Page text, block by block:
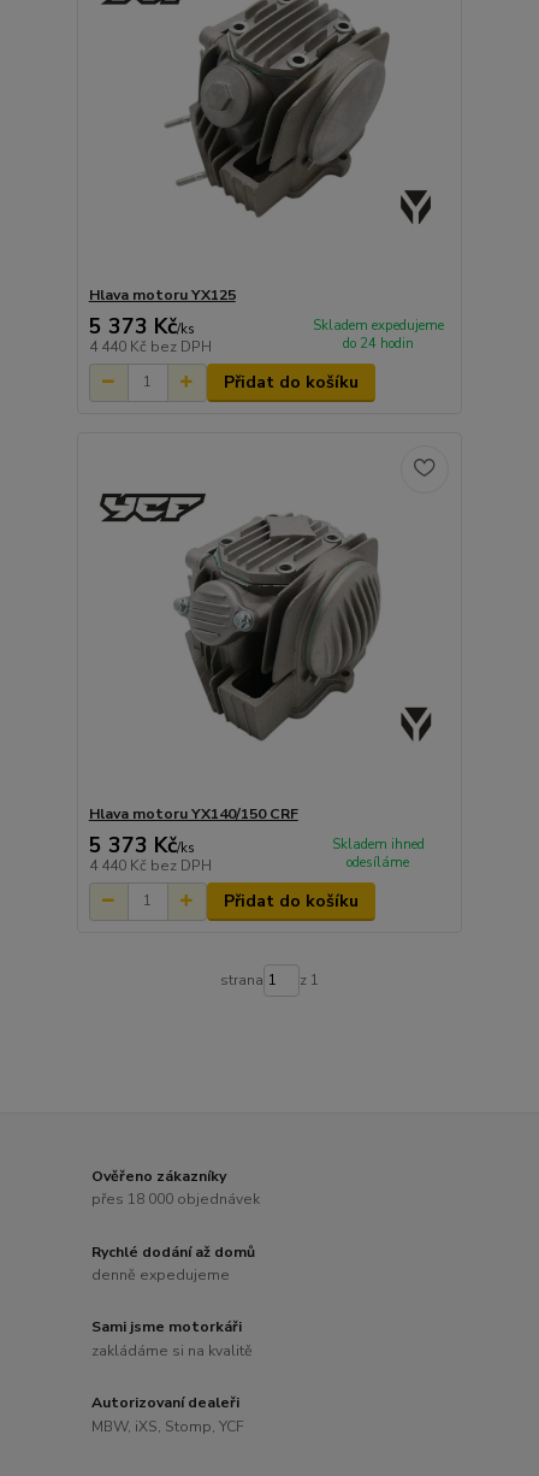
Hlava motoru YX125
5 373 Kč/ks
4 440 Kč bez DPH
Skladem expedujeme
do 24 hodin
Přidat do košíku
Hlava motoru YX140/150 CRF
5 373 Kč/ks
4 440 Kč bez DPH
Skladem ihned
odesíláme
Přidat do košíku
strana z 1
Ověřeno zákazníky
přes 18 000 objednávek
Rychlé dodání až domů
denně expedujeme
Sami jsme motorkáři
zakládáme si na kvalitě
Autorizovaní dealeři
MBW, iXS, Stomp, YCF